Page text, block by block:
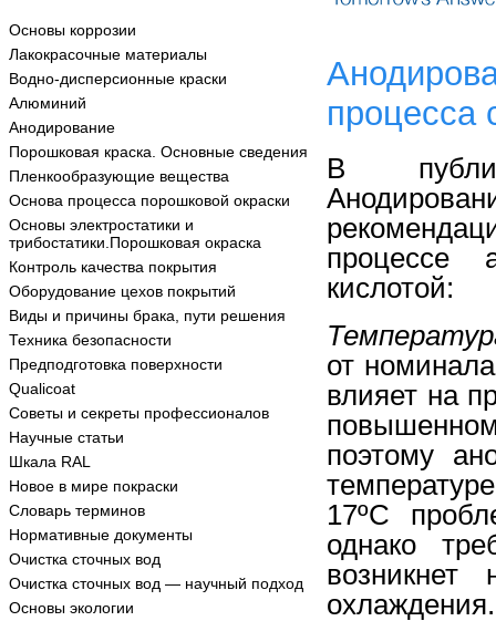
Основы коррозии
Лакокрасочные материалы
Водно-дисперсионные краски
Алюминий
Анодирование
Порошковая краска. Основные сведения
Пленкообразующие вещества
Основа процесса порошковой окраски
Основы электростатики и
трибостатики.Порошковая окраска
Контроль качества покрытия
Оборудование цехов покрытий
Виды и причины брака, пути решения
Техника безопасности
Предподготовка поверхности
Qualicoat
Советы и секреты профессионалов
Научные статьи
Шкала RAL
Новое в мире покраски
Словарь терминов
Нормативные документы
Очистка сточных вод
Очистка сточных вод — научный подход
Основы экологии
процесса
В
процессе
кислотой:
от
влияет на
поэтому
17ºС
однако
возникнет
охлаждения.